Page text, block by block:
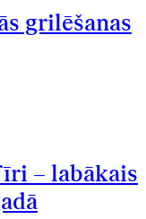
grilēšanas
– labākais